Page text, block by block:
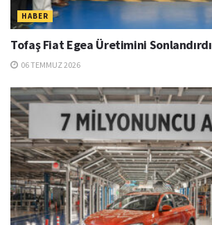
HABER
Tofaş Fiat Egea Üretimini Sonlandırdı
06 TEMMUZ 2026